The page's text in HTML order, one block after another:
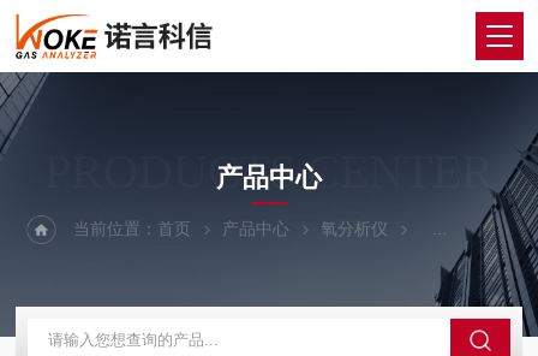
PRODUCTS CENTER
产品中心
当前位置：首页 产品中心 氧分析仪 电化学氧分析仪